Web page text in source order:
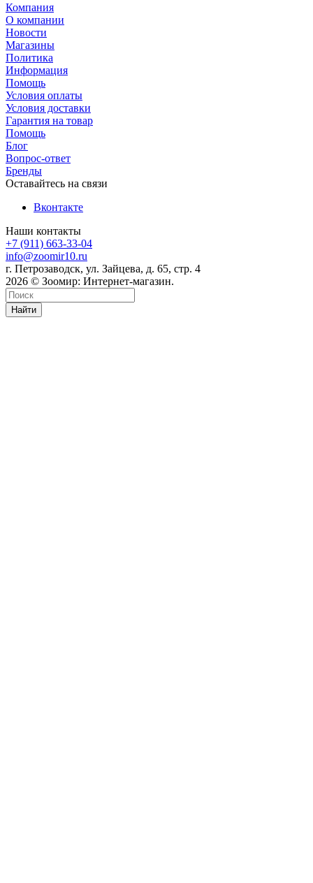
Компания
О компании
Новости
Магазины
Политика
Информация
Помощь
Условия оплаты
Условия доставки
Гарантия на товар
Помощь
Блог
Вопрос-ответ
Бренды
Оставайтесь на связи
Вконтакте
Наши контакты
+7 (911) 663-33-04
info@zoomir10.ru
г. Петрозаводск, ул. Зайцева, д. 65, стр. 4
2026 © Зоомир: Интернет-магазин.
Найти